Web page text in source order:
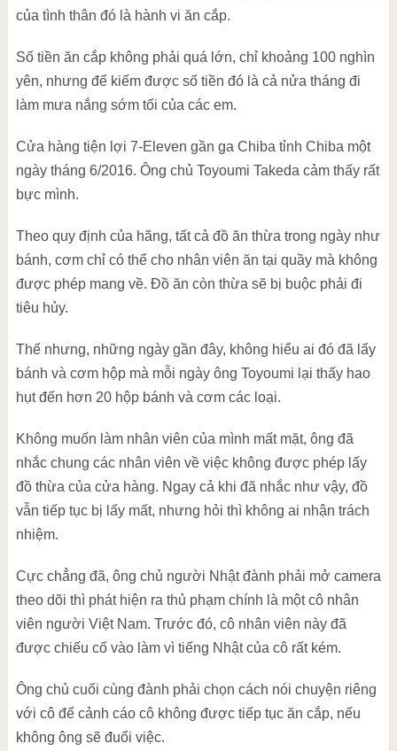
của tình thân đó là hành vi ăn cắp.
Số tiền ăn cắp không phải quá lớn, chỉ khoảng 100 nghìn
yên, nhưng để kiếm được số tiền đó là cả nửa tháng đi
làm mưa nắng sớm tối của các em.
Cửa hàng tiện lợi 7-Eleven gần ga Chiba tỉnh Chiba một
ngày tháng 6/2016. Ông chủ Toyoumi Takeda cảm thấy rất
bực mình.
Theo quy định của hãng, tất cả đồ ăn thừa trong ngày như
bánh, cơm chỉ có thể cho nhân viên ăn tại quầy mà không
được phép mang về. Đồ ăn còn thừa sẽ bị buộc phải đi
tiêu hủy.
Thế nhưng, những ngày gần đây, không hiểu ai đó đã lấy
bánh và cơm hộp mà mỗi ngày ông Toyoumi lại thấy hao
hụt đến hơn 20 hộp bánh và cơm các loại.
Không muốn làm nhân viên của mình mất mặt, ông đã
nhắc chung các nhân viên về việc không được phép lấy
đồ thừa của cửa hàng. Ngay cả khi đã nhắc như vậy, đồ
vẫn tiếp tục bị lấy mất, nhưng hỏi thì không ai nhận trách
nhiệm.
Cực chẳng đã, ông chủ người Nhật đành phải mở camera
theo dõi thì phát hiện ra thủ phạm chính là một cô nhân
viên người Việt Nam. Trước đó, cô nhân viên này đã
được chiếu cố vào làm vì tiếng Nhật của cô rất kém.
Ông chủ cuối cùng đành phải chọn cách nói chuyện riêng
với cô để cảnh cáo cô không được tiếp tục ăn cắp, nếu
không ông sẽ đuổi việc.